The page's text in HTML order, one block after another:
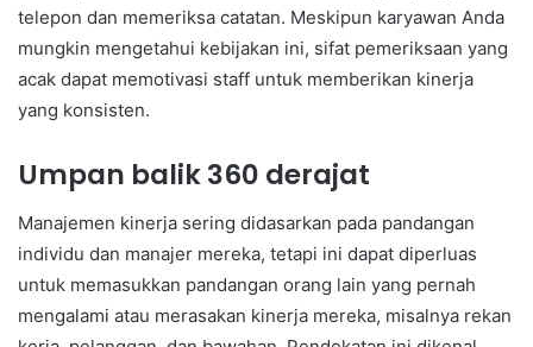
telepon dan memeriksa catatan. Meskipun karyawan Anda
mungkin mengetahui kebijakan ini, sifat pemeriksaan yang
acak dapat memotivasi staff untuk memberikan kinerja
yang konsisten.
Umpan balik 360 derajat
Manajemen kinerja sering didasarkan pada pandangan
individu dan manajer mereka, tetapi ini dapat diperluas
untuk memasukkan pandangan orang lain yang pernah
mengalami atau merasakan kinerja mereka, misalnya rekan